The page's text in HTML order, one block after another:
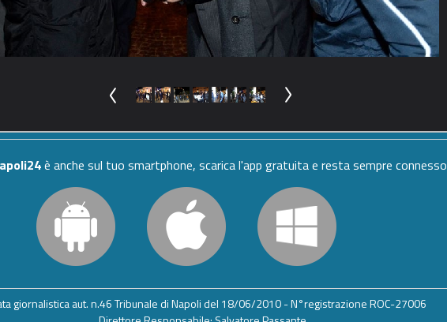
è anche sul tuo smartphone, scarica l'app gratuita e resta sempre connesso
giornalistica aut. n.46 Tribunale di Napoli del 18/06/2010 - N°registrazione ROC-27006